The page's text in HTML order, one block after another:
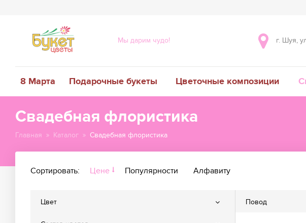
Мы дарим чудо! г. Шуя,
8 Марта Подарочные букеты Цветочные композиции
Свадебная флористика
Главная Каталог Свадебная флористика
Сортировать: Цене Популярности Алфавиту
Цвет Повод